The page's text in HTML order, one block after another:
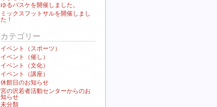
ゆるバスケを開催しました。
ミックスフットサルを開催しまし
た！
カテゴリー
イベント（スポーツ）
イベント（催し）
イベント（文化）
イベント（講座）
休館日のお知らせ
宮の沢若者活動センターからのお
知らせ
未分類